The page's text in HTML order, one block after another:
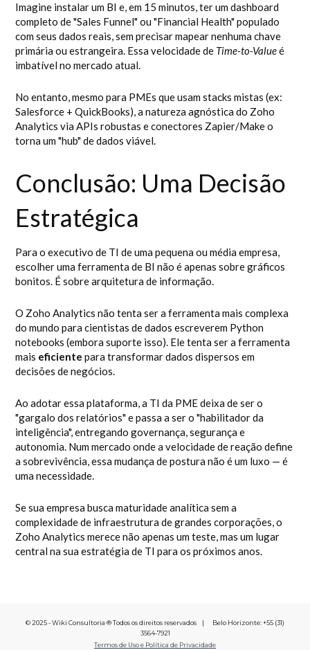
Imagine instalar um BI e, em 15 minutos, ter um dashboard
completo de "Sales Funnel" ou "Financial Health" populado
com seus dados reais, sem precisar mapear nenhuma chave
primária ou estrangeira. Essa velocidade de Time-to-Valueé
imbatível no mercado atual.
No entanto, mesmo para PMEs que usam stacks mistas (ex:
Salesforce + QuickBooks), a natureza agnóstica do Zoho
Analytics via APIs robustas e conectores Zapier/Make o
torna um "hub" de dados viável.
Conclusão: Uma Decisão
Estratégica
Para o executivo de TI de uma pequena ou média empresa,
escolher uma ferramenta de BI não é apenas sobre gráficos
bonitos. É sobre arquitetura de informação.
O Zoho Analytics não tenta ser a ferramenta mais complexa
do mundo para cientistas de dados escreverem Python
notebooks (embora suporte isso). Ele tenta ser a ferramenta
mais eficiente para transformar dados dispersos em
decisões de negócios.
Ao adotar essa plataforma, a TI da PME deixa de ser o
"gargalo dos relatórios" e passa a ser o "habilitador da
inteligência", entregando governança, segurança e
autonomia. Num mercado onde a velocidade de reação define
a sobrevivência, essa mudança de postura não é um luxo — é
uma necessidade.
Se sua empresa busca maturidade analítica sem a
complexidade de infraestrutura de grandes corporações, o
Zoho Analytics merece não apenas um teste, mas um lugar
central na sua estratégia de TI para os próximos anos.
© 2025 - Wiki Consultoria ® Todos os direitos reservados | Belo Horizonte: +55 (31)
3564-7921
Termos de Uso e Política de Privacidade